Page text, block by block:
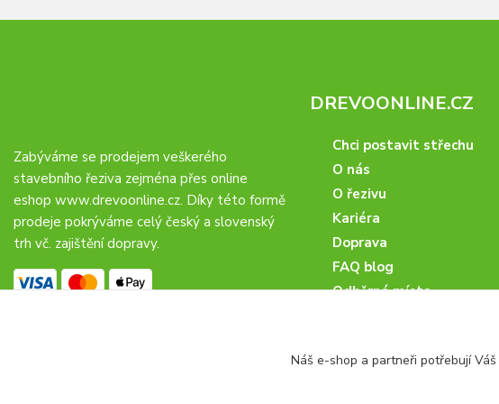
Zabýváme se prodejem veškerého
stavebního řeziva zejména přes online
eshop www.drevoonline.cz. Díky této formě
prodeje pokrýváme celý český a slovenský
trh vč. zajištění dopravy.
DREVOONLINE.CZ
Chci postavit střechu
O nás
O řezivu
Kariéra
Doprava
FAQ blog
Odběrná místa
Obchodní partneři
Náš e-shop a partneři potřebují Váš